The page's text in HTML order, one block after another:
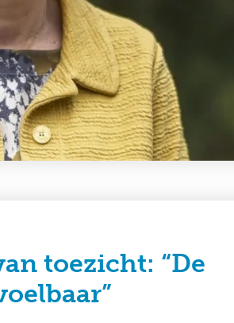
toezicht: “De